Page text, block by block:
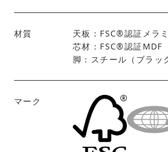
材質
天板：FSC®︎認証メラ
芯材：FSC®︎認証MDF
脚：スチール（ブラッ
マーク